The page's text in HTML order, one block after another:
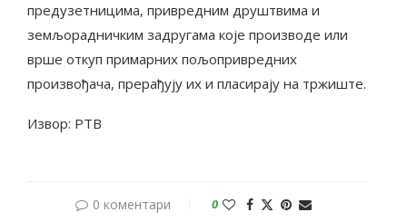
предузетницима, привредним друштвима и
земљорадничким задругама које производе или
врше откуп примарних пољопривредних
произвођача, прерађују их и пласирају на тржиште.
Извор: РТВ
0 коментари 0